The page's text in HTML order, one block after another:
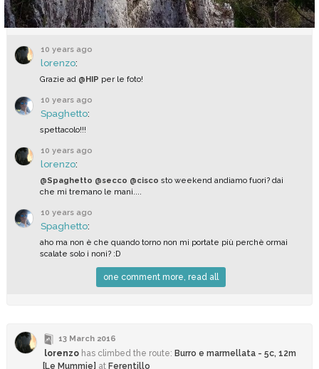
10 years ago
lorenzo:
Grazie ad @HIP per le foto!
10 years ago
Spaghetto:
spettacolo!!!
10 years ago
lorenzo:
@Spaghetto @secco @cisco sto weekend andiamo fuori? dai
che mi tremano le mani....
10 years ago
Spaghetto:
aho ma non è che quando torno non mi portate più perchè ormai
scalate solo i noni? :D
one comment more, read all
13 March 2016
lorenzo has climbed the route: Burro e marmellata - 5c, 12m
[Le Mummie] at Ferentillo